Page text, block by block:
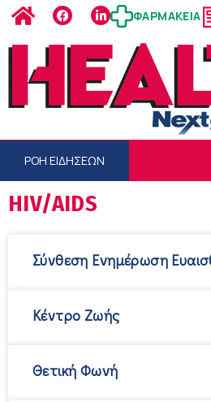
ΦΑΡΜΑΚΕΙΑ
ΡΟΗ ΕΙΔΗΣΕΩΝ
HIV/AIDS
Σύνθεση Ενημέρωση
Κέντρο Ζωής
Θετική Φωνή